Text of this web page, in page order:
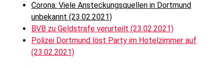
Corona: Viele Ansteckungsquellen in Dortmund
unbekannt (23.02.2021)
BVB zu Geldstrafe verurteilt (23.02.2021)
Polizei Dortmund löst Party im Hotelzimmer auf
(23.02.2021)